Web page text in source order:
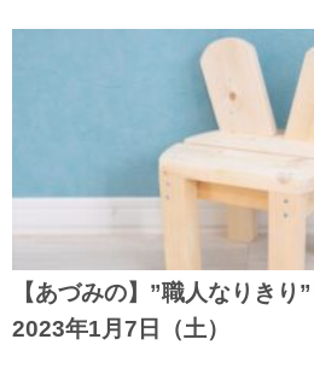
【あづみの】”職人なりきり
2023年1月7日（土）